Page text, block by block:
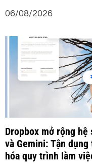
06/08/2026
Dropbox mở rộng hệ
và Gemini: Tận
hóa quy trình làm